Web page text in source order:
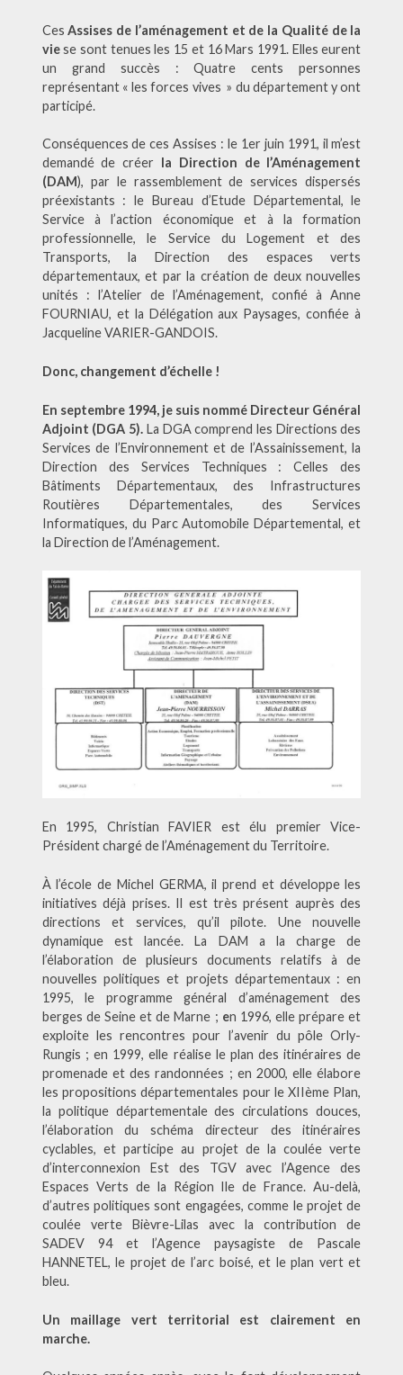
CesAssises de l’aménagement et de la Qualité de la
viese sont tenues les 15 et 16 Mars 1991. Elles eurent
un grand succès : Quatre cents personnes
représentant « les forces vives » du département y ont
participé.
Conséquences de ces Assises : le 1er juin 1991, il m’est
demandé de créer la Direction de l’Aménagement
(DAM), par le rassemblement de services dispersés
préexistants : le Bureau d’Etude Départemental, le
Service à l’action économique et à la formation
professionnelle, le Service du Logement et des
Transports, la Direction des espaces verts
départementaux, et par la création de deux nouvelles
unités : l’Atelier de l’Aménagement, confié à Anne
FOURNIAU, et la Délégation aux Paysages, confiée à
Jacqueline VARIER-GANDOIS.
Donc, changement d’échelle !
En septembre 1994, je suis nommé Directeur Général
Adjoint (DGA 5). La DGA comprend les Directions des
Services de l’Environnement et de l’Assainissement, la
Direction des Services Techniques : Celles des
Bâtiments Départementaux, des Infrastructures
Routières Départementales, des Services
Informatiques, du Parc Automobile Départemental, et
la Direction de l’Aménagement.
En 1995, Christian FAVIER est élu premier Vice-
Président chargé de l’Aménagement du Territoire.
À l’école de Michel GERMA, il prend et développe les
initiatives déjà prises. Il est très présent auprès des
directions et services, qu’il pilote. Une nouvelle
dynamique est lancée. La DAM a la charge de
l’élaboration de plusieurs documents relatifs à de
nouvelles politiques et projets départementaux : en
1995, le programme général d’aménagement des
berges de Seine et de Marne ; en 1996, elle prépare et
exploite les rencontres pour l’avenir du pôle Orly-
Rungis ; en 1999, elle réalise le plan des itinéraires de
promenade et des randonnées ; en 2000, elle élabore
les propositions départementales pour le XIIème Plan,
la politique départementale des circulations douces,
l’élaboration du schéma directeur des itinéraires
cyclables, et participe au projet de la coulée verte
d’interconnexion Est des TGV avec l’Agence des
Espaces Verts de la Région Ile de France. Au-delà,
d’autres politiques sont engagées, comme le projet de
coulée verte Bièvre-Lilas avec la contribution de
SADEV 94 et l’Agence paysagiste de Pascale
HANNETEL, le projet de l’arc boisé, et le plan vert et
bleu.
Un maillage vert territorial est clairement en
marche.